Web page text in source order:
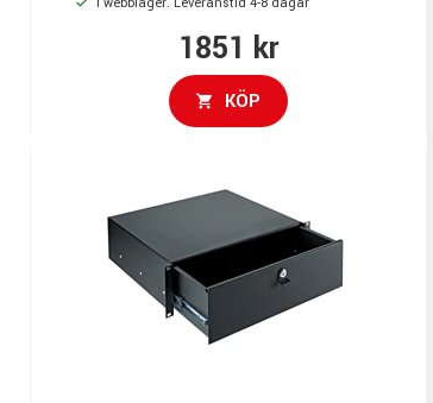
1851 kr
KÖP